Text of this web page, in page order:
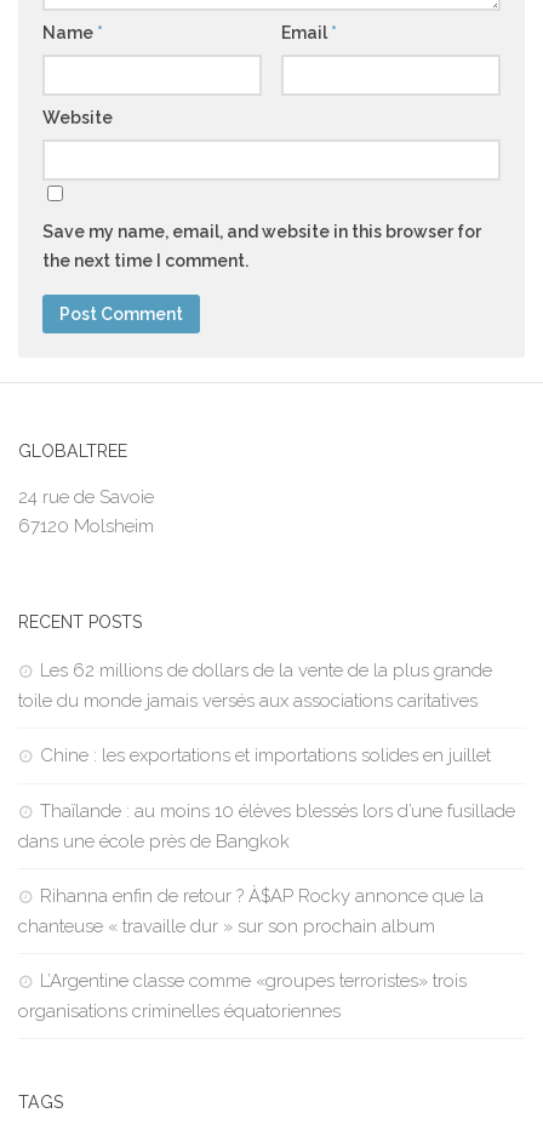
Name * Email *
Website
Save my name, email, and website in this browser for
the next time I comment.
GLOBALTREE
24 rue de Savoie
67120 Molsheim
RECENT POSTS
Les 62 millions de dollars de la vente de la plus grande
toile du monde jamais versés aux associations caritatives
Chine : les exportations et importations solides en juillet
Thaïlande : au moins 10 élèves blessés lors d’une fusillade
dans une école près de Bangkok
Rihanna enfin de retour ? À$AP Rocky annonce que la
chanteuse « travaille dur » sur son prochain album
L’Argentine classe comme «groupes terroristes» trois
organisations criminelles équatoriennes
TAGS